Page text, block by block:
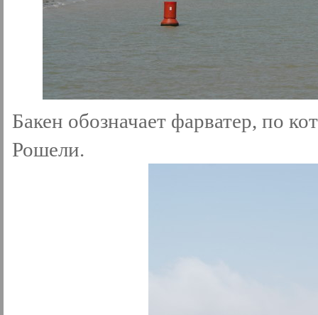
Бакен обозначает фарватер, по
Рошели.